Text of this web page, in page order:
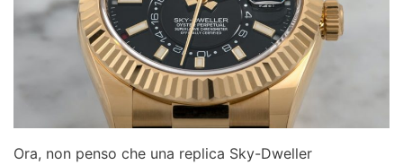
Ora, non penso che una replica Sky-Dweller